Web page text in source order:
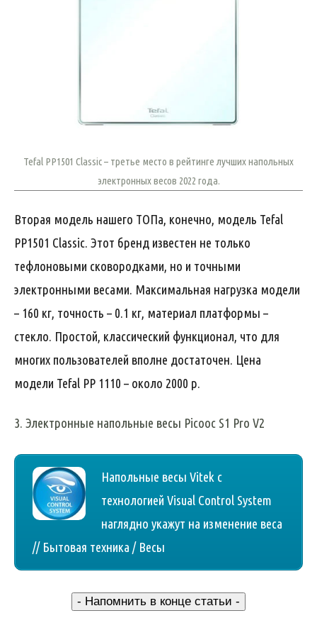
Tefal PP1501 Classic – третье место в рейтинге лучших напольных
электронных весов 2022 года.
Вторая модель нашего ТОПа, конечно, модель Tefal
PP1501 Classic. Этот бренд известен не только
тефлоновыми сковородками, но и точными
электронными весами. Максимальная нагрузка модели
– 160 кг, точность – 0.1 кг, материал платформы –
стекло. Простой, классический функционал, что для
многих пользователей вполне достаточен. Цена
модели Tefal PP 1110 – около 2000 р.
3. Электронные напольные весы Picooc S1 Pro V2
Напольные весы Vitek с
технологией Visual Control System
наглядно укажут на изменение веса
// Бытовая техника / Весы
- Напомнить в конце статьи -